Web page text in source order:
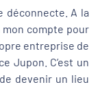
déconnecte. A la
mon compte pour
entreprise de
Jupon. C’est un
devenir un lieu